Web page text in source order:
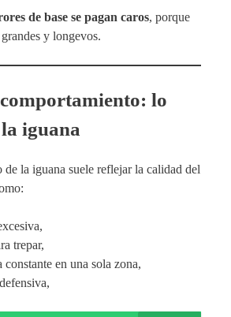
de base se pagan caros, porque
y longevos.
lo
iguana
la iguana suele reflejar la calidad del
trepar,
constante en una sola zona,